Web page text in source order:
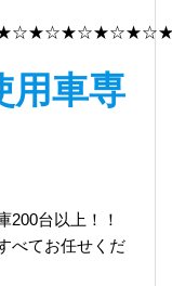
用車専
200台以上！！
べてお任せくだ